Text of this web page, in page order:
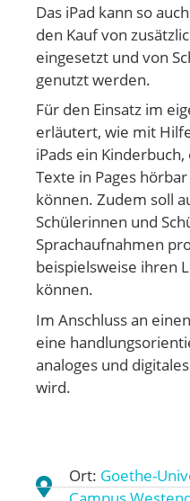
Das iPad kann so
den Kauf von
eingesetzt und von
genutzt werden.
Für den Einsatz im
erläutert, wie mit
iPads ein
Texte in Pages
können. Zudem soll
Schülerinnen und
Sprachaufnahmen
beispielsweise ihren
können.
Im Anschluss an
eine
analoges und
wird.
Ort: Goethe-